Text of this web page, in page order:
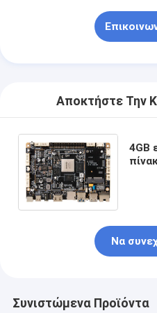
Αποκτήστε Την
4GB
Να
Συνιστώμενα Προϊόντα